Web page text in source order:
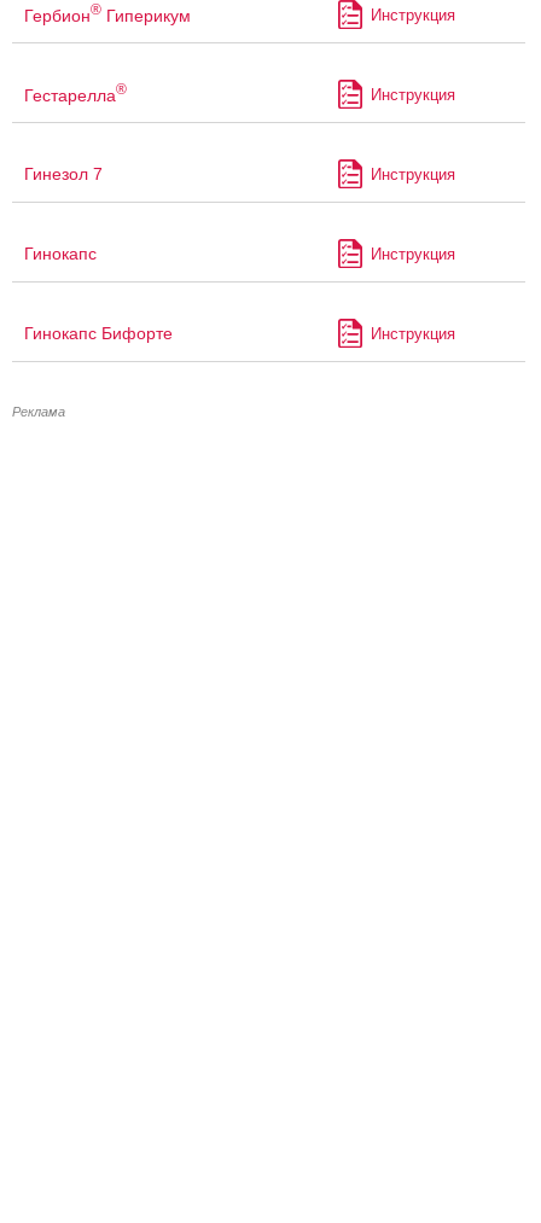
Гербион® Гиперикум Инструкция
Гестарелла® Инструкция
Гинезол 7 Инструкция
Гинокапс Инструкция
Гинокапс Бифорте Инструкция
Реклама